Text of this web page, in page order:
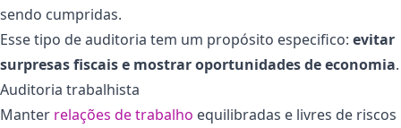
sendo cumpridas.
Esse tipo de auditoria tem um propósito especifico: evitar
surpresas fiscais e mostrar oportunidades de economia.
Auditoria trabalhista
Manter relações de trabalho equilibradas e livres de riscos